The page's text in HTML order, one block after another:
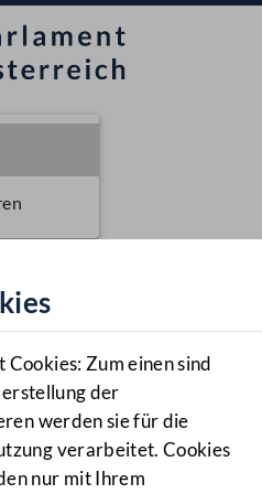
Zum einen sind
der
werden sie für die
verarbeitet. Cookies
nur mit Ihrem